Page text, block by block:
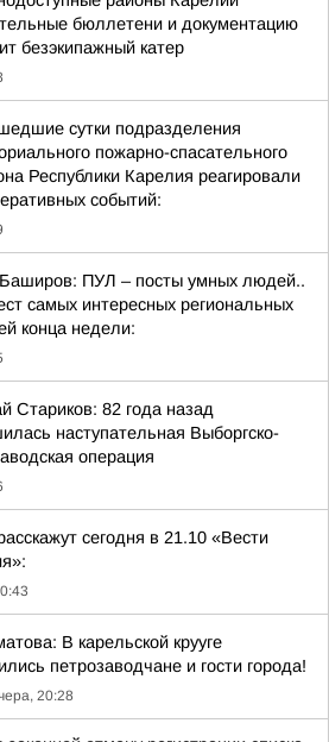
бюллетени и документацию
безэкипажный катер
сутки подразделения
пожарно-спасательного
Республики Карелия реагировали
событий:
ПУЛ – посты умных людей..
самых интересных региональных
конца недели:
Стариков: 82 года назад
наступательная Выборгско-
операция
сегодня в 21.10 «Вести
В карельской крууге
петрозаводчане и гости города!
20:28